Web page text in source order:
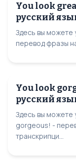
You look
русский
Здесь вы можете
перевод фразы
You look
русский
Здесь вы можете
gorgeous! -
транскрипци...